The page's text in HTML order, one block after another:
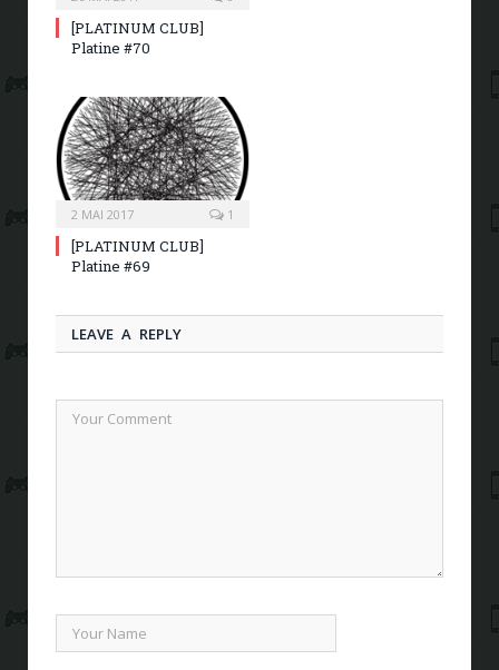
[PLATINUM CLUB]
Platine #70
2 MAI 2017 1
[PLATINUM CLUB]
Platine #69
LEAVE A REPLY